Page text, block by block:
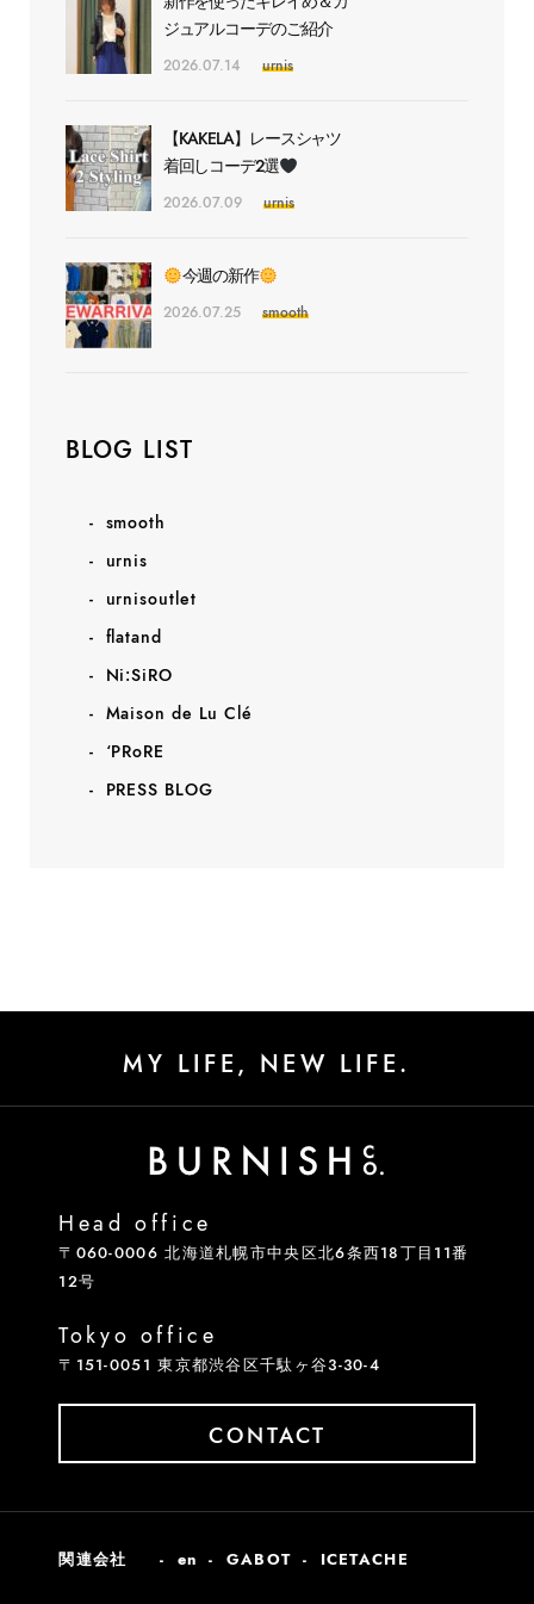
ジュアルコーデのご紹介
2026.07.14 urnis
【KAKELA】レースシャツ
着回しコーデ2選
2026.07.09 urnis
今週の新作
2026.07.25 smooth
BLOG LIST
smooth
urnis
urnisoutlet
flatand
Ni:SiRO
Maison de Lu Clé
‘PRoRE
PRESS BLOG
MY LIFE, NEW LIFE.
関連会社 en GABOT ICETACHE
Head office
〒060-0006 北海道札幌市中央区北6条西18丁目11番
12号
Tokyo office
〒151-0051 東京都渋谷区千駄ヶ谷3-30-4
CONTACT